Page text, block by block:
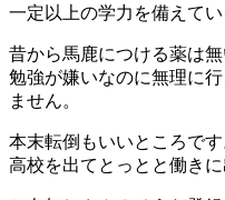
一定以上の学力を備えて
昔から馬鹿につける薬は無
勉強が嫌いなのに無理に
ません。
本末転倒もいいところです
高校を出てとっとと働き